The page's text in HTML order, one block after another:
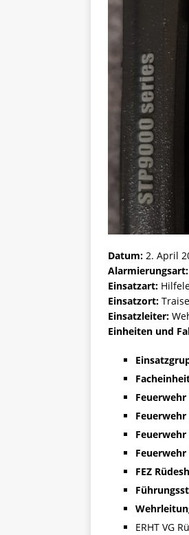
Datum: 2. April
Alarmierungsart:
Einsatzart:
Einsatzort:
Einsatzleiter:
Einheiten und
Feuerwehr
FEZ
ERHT VG